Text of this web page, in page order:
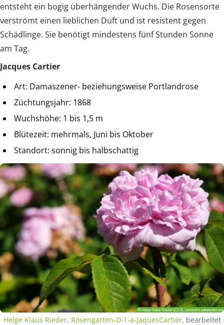
entsteht ein bogig überhängender Wuchs. Die Rosensorte
verströmt einen lieblichen Duft und ist resistent gegen
Schädlinge. Sie benötigt mindestens fünf Stunden Sonne
am Tag.
Jacques Cartier
Art: Damaszener- beziehungsweise Portlandrose
Züchtungsjahr: 1868
Wuchshöhe: 1 bis 1,5 m
Blütezeit: mehrmals, Juni bis Oktober
Standort: sonnig bis halbschattig
Helge Klaus Rieder, Rosengarten-D-1-a-JaquesCartier, bearbeitet